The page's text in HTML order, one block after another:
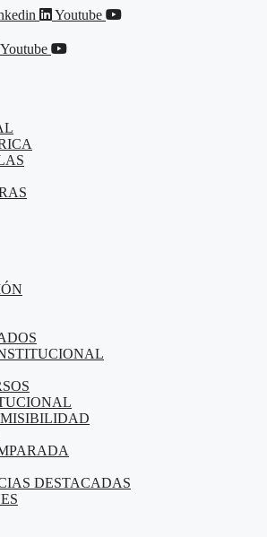
Youtube
Youtube
DESTACADAS